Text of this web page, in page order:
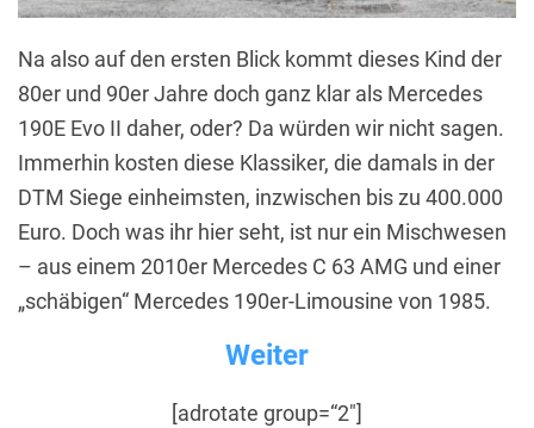
Na also auf den ersten Blick kommt dieses Kind der
80er und 90er Jahre doch ganz klar als Mercedes
190E Evo II daher, oder? Da würden wir nicht sagen.
Immerhin kosten diese Klassiker, die damals in der
DTM Siege einheimsten, inzwischen bis zu 400.000
Euro. Doch was ihr hier seht, ist nur ein Mischwesen
– aus einem 2010er Mercedes C 63 AMG und einer
„schäbigen“ Mercedes 190er-Limousine von 1985.
Weiter
[adrotate group=“2″]